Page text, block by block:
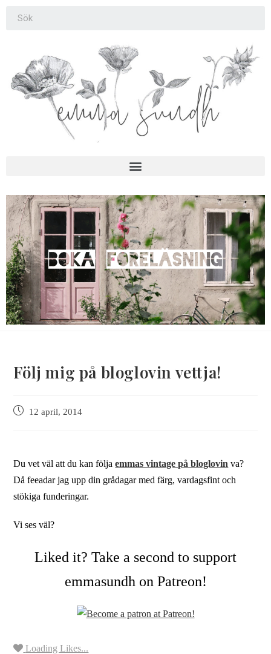
Följ mig på bloglovin vettja!
12 april, 2014
Du vet väl att du kan följaemmas vintage på bloglovin va?
Då feeadar jag upp din grådagar med färg, vardagsfint och
stökiga funderingar.
Vi ses väl?
Liked it? Take a second to support
emmasundh on Patreon!
Loading Likes...